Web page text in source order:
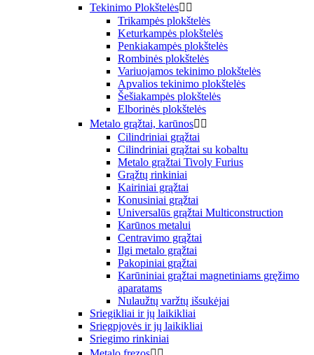
Tekinimo Plokštelės 
Trikampės plokštelės
Keturkampės plokštelės
Penkiakampės plokštelės
Rombinės plokštelės
Variuojamos tekinimo plokštelės
Apvalios tekinimo plokštelės
Šešiakampės plokštelės
Elborinės plokštelės
Metalo grąžtai, karūnos 
Cilindriniai grąžtai
Cilindriniai grąžtai su kobaltu
Metalo grąžtai Tivoly Furius
Grąžtų rinkiniai
Kairiniai grąžtai
Konusiniai grąžtai
Universalūs grąžtai Multiconstruction
Karūnos metalui
Centravimo grąžtai
Ilgi metalo grąžtai
Pakopiniai grąžtai
Karūniniai grąžtai magnetiniams gręžimo
aparatams
Nulaužtų varžtų išsukėjai
Sriegikliai ir jų laikikliai
Sriegpjovės ir jų laikikliai
Sriegimo rinkiniai